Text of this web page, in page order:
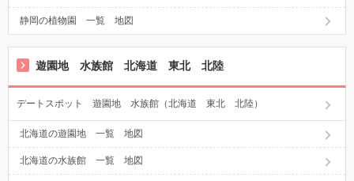
静岡の植物園 一覧 地図
遊園地 水族館 北海道 東北 北陸
デートスポット 遊園地 水族館（北海道 東北 北陸）
北海道の遊園地 一覧 地図
北海道の水族館 一覧 地図